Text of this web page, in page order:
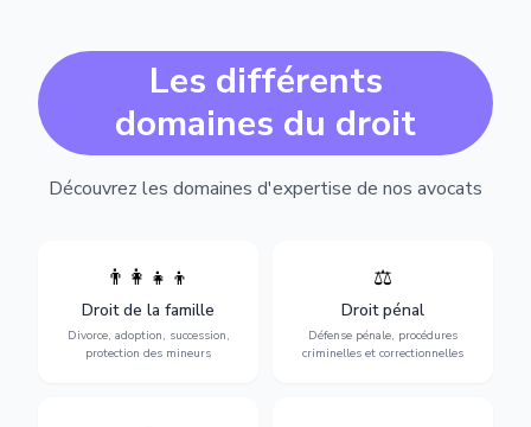
Les différents
domaines du droit
Découvrez les domaines d'expertise de nos avocats
👨‍👩‍👧‍👦
Droit de la famille
Divorce, adoption, succession,
protection des mineurs
Divorce, garde d'enfants,
adoption, succession et
protection des personnes
vulnérables.
⚖️
Droit pénal
Défense pénale, procédures
criminelles et correctionnelles
Expertise en matière pénale,
vue jusqu'au procès, pour
toute affaire correctionnelle
ou criminelle.